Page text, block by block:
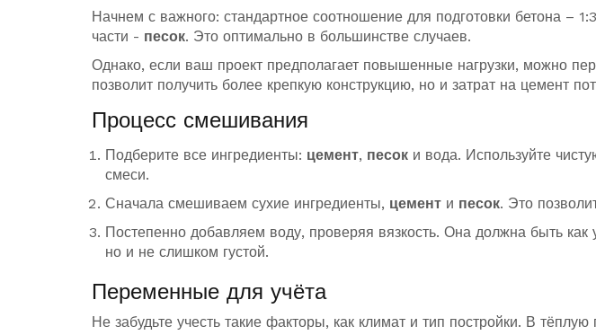
Начнем с важного: стандартное соотношение для подготовки бетона –
части - песок. Это оптимально в большинстве случаев.
Однако, если ваш проект предполагает повышенные нагрузки, можно
позволит получить более крепкую конструкцию, но и затрат на цемент
Процесс смешивания
Подберите все ингредиенты: цемент, песок и вода. Используйте
смеси.
Сначала смешиваем сухие ингредиенты, цемент и песок. Это
Постепенно добавляем воду, проверяя вязкость. Она должна быть
но и не слишком густой.
Переменные для учёта
Не забудьте учесть такие факторы, как климат и тип постройки. В